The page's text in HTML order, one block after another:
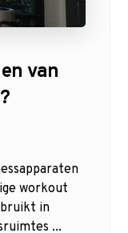
van
workout
in
...